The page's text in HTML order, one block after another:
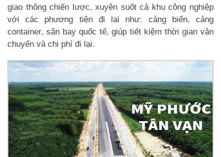
giao thông chiến lược, xuyên suốt cả khu công nghiệp
với các phương tiện đi lại như: cảng biển, cảng
container, sân bay quốc tế, giúp tiết kiệm thời gian vận
chuyển và chi phí đi lại.